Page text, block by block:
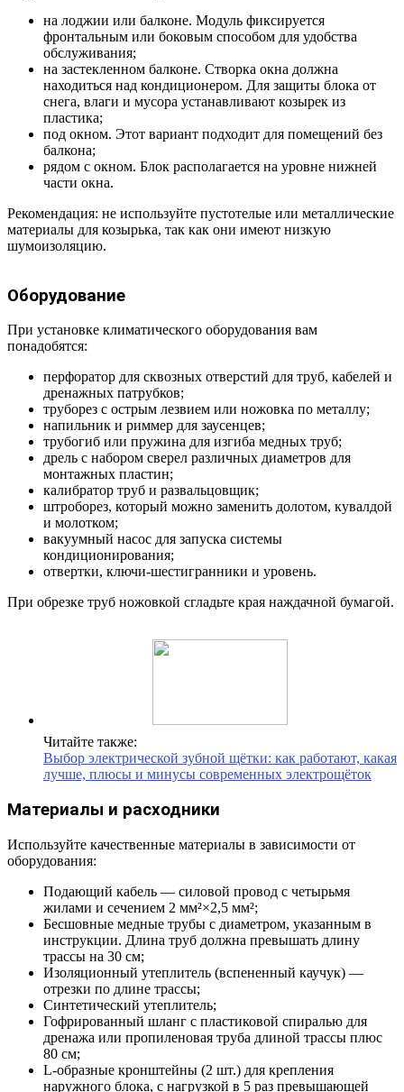
на лоджии или балконе. Модуль фиксируется
фронтальным или боковым способом для удобства
обслуживания;
на застекленном балконе. Створка окна должна
находиться над кондиционером. Для защиты блока от
снега, влаги и мусора устанавливают козырек из
пластика;
под окном. Этот вариант подходит для помещений без
балкона;
рядом с окном. Блок располагается на уровне нижней
части окна.
Рекомендация: не используйте пустотелые или металлические
материалы для козырька, так как они имеют низкую
шумоизоляцию.
Оборудование
При установке климатического оборудования вам
понадобятся:
перфоратор для сквозных отверстий для труб, кабелей и
дренажных патрубков;
труборез с острым лезвием или ножовка по металлу;
напильник и риммер для заусенцев;
трубогиб или пружина для изгиба медных труб;
дрель с набором сверел различных диаметров для
монтажных пластин;
калибратор труб и развальцовщик;
штроборез, который можно заменить долотом, кувалдой
и молотком;
вакуумный насос для запуска системы
кондиционирования;
отвертки, ключи-шестигранники и уровень.
При обрезке труб ножовкой сгладьте края наждачной бумагой.
Читайте также:
Выбор электрической зубной щётки: как работают, какая
лучше, плюсы и минусы современных электрощёток
Материалы и расходники
Используйте качественные материалы в зависимости от
оборудования:
Подающий кабель — силовой провод с четырьмя
жилами и сечением 2 мм²×2,5 мм²;
Бесшовные медные трубы с диаметром, указанным в
инструкции. Длина труб должна превышать длину
трассы на 30 см;
Изоляционный утеплитель (вспененный каучук) —
отрезки по длине трассы;
Синтетический утеплитель;
Гофрированный шланг с пластиковой спиралью для
дренажа или пропиленовая труба длиной трассы плюс
80 см;
L-образные кронштейны (2 шт.) для крепления
наружного блока, с нагрузкой в 5 раз превышающей